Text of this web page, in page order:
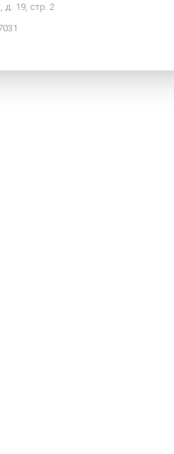
д. 19, стр. 2